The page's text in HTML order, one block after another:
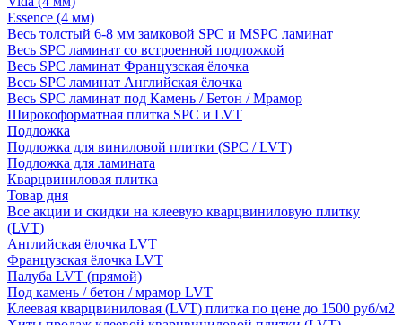
Essence (4 мм)
Весь толстый 6-8 мм замковой SPC и MSPC ламинат
Весь SPC ламинат со встроенной подложкой
Весь SPC ламинат Французская ёлочка
Весь SPC ламинат Английская ёлочка
Весь SPC ламинат под Камень / Бетон / Мрамор
Широкоформатная плитка SPC и LVT
Подложка
Подложка для виниловой плитки (SPC / LVT)
Подложка для ламината
Кварцвиниловая плитка
Товар дня
Все акции и скидки на клеевую кварцвиниловую плитку
(LVT)
Английская ёлочка LVT
Французская ёлочка LVT
Палуба LVT (прямой)
Под камень / бетон / мрамор LVT
Клеевая кварцвиниловая (LVT) плитка по цене до 1500 руб/м2